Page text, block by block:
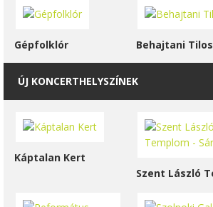
Gépfolklór Behajtani Tilos
ÚJ KONCERTHELYSZÍNEK
Káptalan Kert